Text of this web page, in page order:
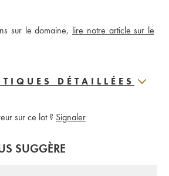
sur le domaine, lire notre article sur le
DÉTAILLÉES
sur ce lot ? Signaler
SUGGÈRE